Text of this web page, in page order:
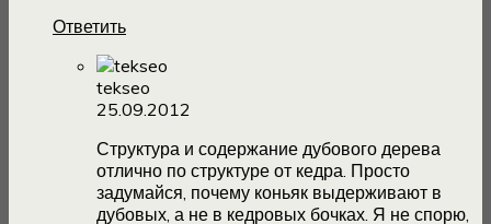
Ответить
tekseo
25.09.2012
Структура и содержание дубового дерева
отлично по структуре от кедра. Просто
задумайся, почему коньяк выдерживают в
дубовых, а не в кедровых бочках. Я не спорю,